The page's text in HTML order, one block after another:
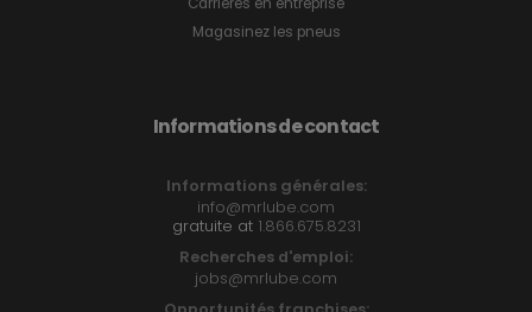
Magasinez les pneus
Informations de contact
Informations générales:
info@mrlube.com
gratuite at 1.866.675.8231
Recherches d'emploi:
jobs@mrlube.com